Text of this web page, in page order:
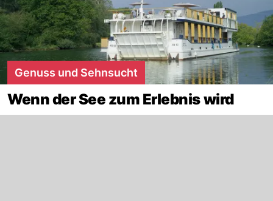
Genuss und Sehnsucht
Wenn der See zum Erlebnis wird